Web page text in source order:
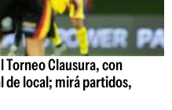
Torneo Clausura, con
de local; mirá partidos,